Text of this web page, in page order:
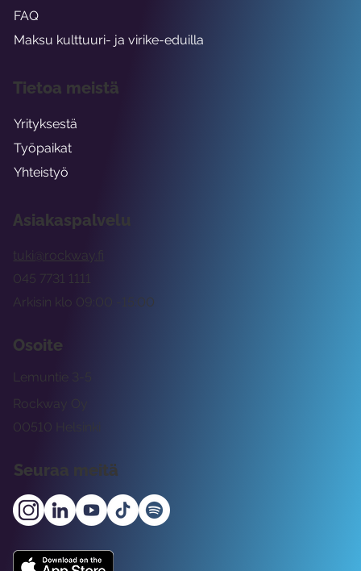
Asiakaspalvelu
tuki@rockway.fi
Arkisin klo 09:00 -15:00
045 7731 1111
Osoite
Rockway Oy
Lemuntie 3-5
00510 Helsinki
Seuraa meitä
FAQ
Maksu kulttuuri- ja virike-eduilla
Tietoa meistä
Yrityksestä
Työpaikat
Yhteistyö